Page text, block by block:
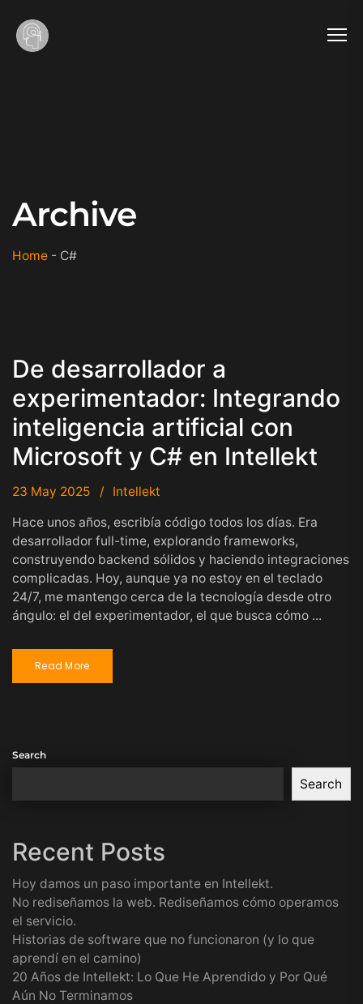
Archive
Home - C#
De desarrollador a
experimentador: Integrando
inteligencia artificial con
Microsoft y C# en Intellekt
23 May 2025
Intellekt
Hace unos años, escribía código todos los días. Era
desarrollador full-time, explorando frameworks,
construyendo backend sólidos y haciendo integraciones
complicadas. Hoy, aunque ya no estoy en el teclado
24/7, me mantengo cerca de la tecnología desde otro
ángulo: el del experimentador, el que busca cómo ...
Read More
Search
Search
Recent Posts
Hoy damos un paso importante en Intellekt.
No rediseñamos la web. Rediseñamos cómo operamos
el servicio.
Historias de software que no funcionaron (y lo que
aprendí en el camino)
20 Años de Intellekt: Lo Que He Aprendido y Por Qué
Aún No Terminamos